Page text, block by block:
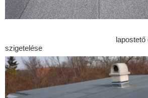
Dombegyház
Dombiratos
Eger
Egerbakta
Egerbocs
lapostető és
szigetelése